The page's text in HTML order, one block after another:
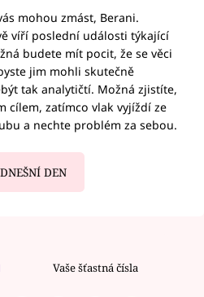
mohou zmást, Berani.
víří poslední události týkající
budete mít pocit, že se věci
jim mohli skutečně
tak analytičtí. Možná zjistíte,
cílem, zatímco vlak vyjíždí ze
a nechte problém za sebou.
DEN
Vaše šťastná čísla